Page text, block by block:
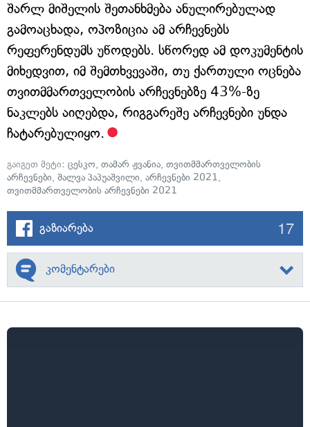
შარლ მიშელის შეთანხმება ანულირებულად
გამოაცხადა, ოპოზიცია ამ არჩევნებს
რეფერენდუმს უწოდებს. სწორედ ამ დოკუმენტის
მიხედვით, იმ შემთხვევაში, თუ ქართული ოცნება
თვითმმართველობის არჩევნებზე 43%-ზე
ნაკლებს აიღებდა, რიგგარეშე არჩევნები უნდა
ჩატარებულიყო.
გაიგეთ მეტი: ცესკო, თამარ ჟვანია, თვითმმართველობის
არჩევნები, შალვა პაპუაშვილი, არჩევნები 2021,
თვითმმართველობის არჩევნები 2021
გაზიარება 17
კომენტარები